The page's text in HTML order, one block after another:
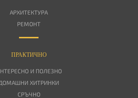
АРХИТЕКТУРА
РЕМОНТ
ПРАКТИЧНО
И ПОЛЕЗНО
ХИТРИНКИ
СРЪЧНО